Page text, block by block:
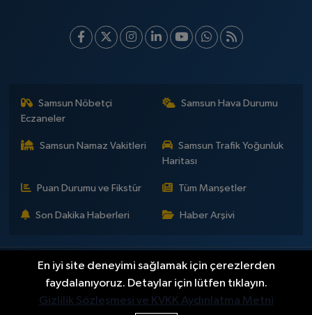
Samsun Nöbetçi
Eczaneler
Samsun Hava Durumu
Samsun Namaz Vakitleri
Samsun Trafik Yoğunluk
Haritası
Puan Durumu ve Fikstür Tüm Manşetler
Son Dakika Haberleri Haber Arşivi
İLETİŞİM KÜNYE
Gizlilik Sözleşmesi
Yayın Politikaları ve Kullanım Şartları
Yayın İlkeleri
Hakkımızda
Okan Çakır kimdir?
BİLİM DÜNYA EĞİTİM EKONOMİ
GENEL
SAMSUNSPOR KÜLTÜR - SANAT
En iyi site deneyimi sağlamak için çerezlerden
faydalanıyoruz. Detaylar için lütfen tıklayın.
Gizlilik Sözleşmesi ve KVKK Aydınlatma Metni